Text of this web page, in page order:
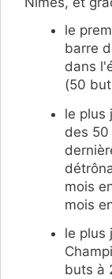
le
barre
dans
(50
le plus
des 50
mois
mois
le plus
buts à